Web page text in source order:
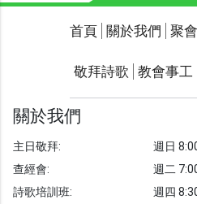
關於我們
光明週刊
敬拜詩歌
首頁 關於我們 聚
敬拜詩歌 教會事工
關於我們
主日敬拜:
查經會:
詩歌培訓班:
週日
週二
週四